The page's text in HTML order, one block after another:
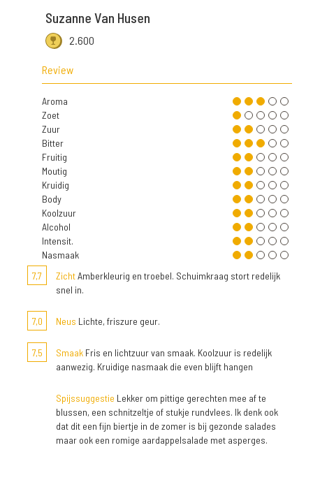
Suzanne Van Husen
2.600
Review
Aroma
Zoet
Zuur
Bitter
Fruitig
Moutig
Kruidig
Body
Koolzuur
Alcohol
Intensit.
Nasmaak
7,7
ZichtAmberkleurig en troebel. Schuimkraag stort redelijk
snel in.
7,0 Neus Lichte, friszure geur.
7,5 Smaak Fris en lichtzuur van smaak. Koolzuur is redelijk
aanwezig. Kruidige nasmaak die even blijft hangen
Spijssuggestie Lekker om pittige gerechten mee af te
blussen, een schnitzeltje of stukje rundvlees. Ik denk ook
dat dit een fijn biertje in de zomer is bij gezonde salades
maar ook een romige aardappelsalade met asperges.